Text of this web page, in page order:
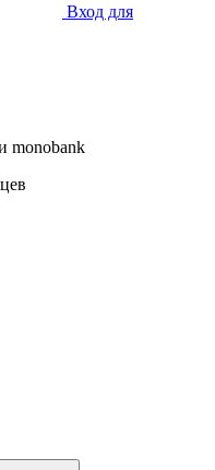
Вход для
monobank